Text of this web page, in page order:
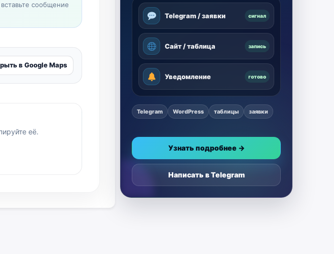
сообщение
в Google Maps
её.
Telegram / заявки сигнал
Сайт / таблица запись
Уведомление готово
Telegram WordPress таблицы заявки
Узнать подробнее →
Написать в Telegram